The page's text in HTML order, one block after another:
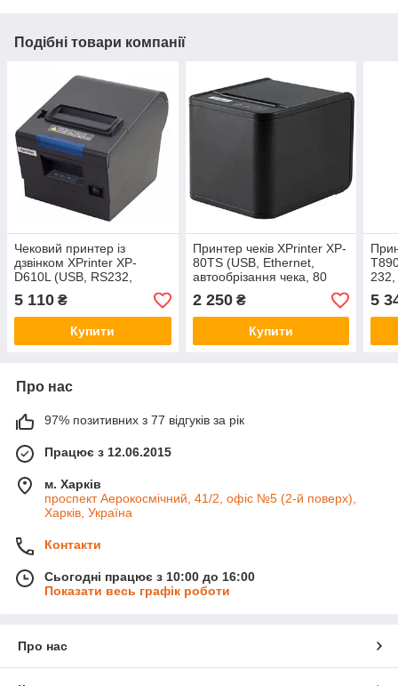
Подібні товари компанії
Чековий принтер із
дзвінком XPrinter XP-
D610L (USB, RS232,
чека, 58/80 мм)
5 110 ₴
Купити
Принтер чеків XPrinter XP-
80TS (USB, Ethernet,
автообрізання чека, 80
2 250₴
Купити
232,
5
Про нас
97% позитивних з 77 відгуків за рік
Працює з 12.06.2015
м. Харків
проспект Аерокосмічний, 41/2, офіс №5 (2-й поверх),
Харків, Україна
Контакти
Сьогодні працює з 10:00 до 16:00
Показати весь графік роботи
Про нас